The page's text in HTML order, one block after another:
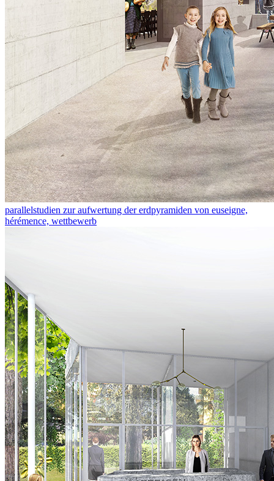
parallelstudien zur aufwertung der erdpyramiden von euseigne,
hérémence, wettbewerb